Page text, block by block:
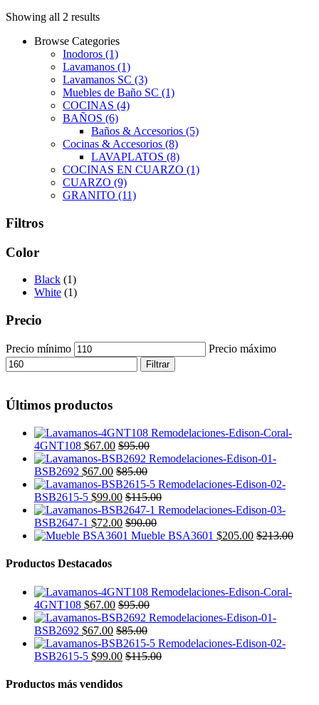
Showing all 2 results
Browse Categories
Inodoros (1)
Lavamanos (1)
Lavamanos SC (3)
Muebles de Baño SC (1)
COCINAS (4)
BAÑOS (6)
Baños & Accesorios (5)
Cocinas & Accesorios (8)
LAVAPLATOS (8)
COCINAS EN CUARZO (1)
CUARZO (9)
GRANITO (11)
Filtros
Color
Black (1)
White (1)
Precio
Precio mínimo Precio máximo
Filtrar
Últimos productos
4GNT108 $67.00 $95.00
BSB2692 $67.00 $85.00
BSB2615-5 $99.00 $115.00
BSB2647-1 $72.00 $90.00
Mueble BSA3601 $205.00 $213.00
Productos Destacados
4GNT108 $67.00 $95.00
BSB2692 $67.00 $85.00
BSB2615-5 $99.00 $115.00
Productos más vendidos